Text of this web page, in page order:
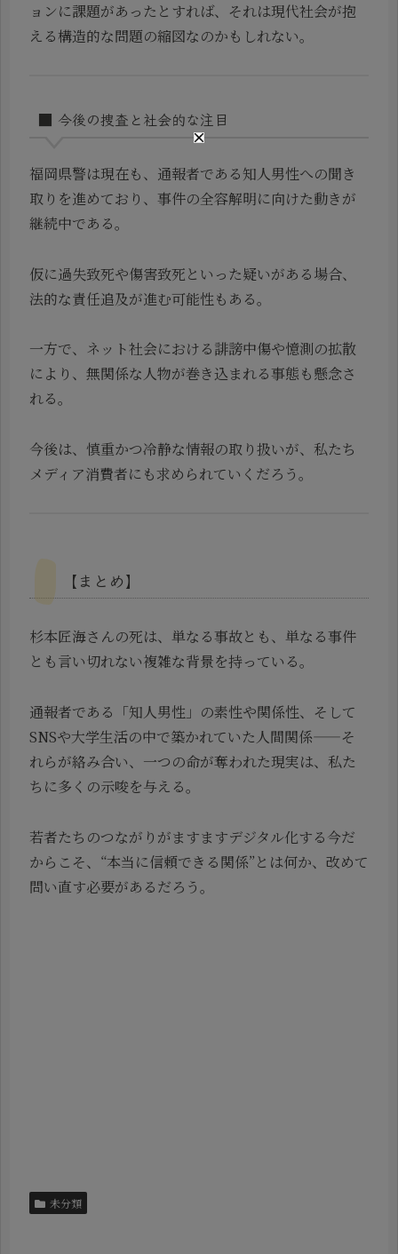
ョンに課題があったとすれば、それは現代社会が抱
える構造的な問題の縮図なのかもしれない。
■ 今後の捜査と社会的な注目
福岡県警は現在も、通報者である知人男性への聞き
取りを進めており、事件の全容解明に向けた動きが
継続中である。
仮に過失致死や傷害致死といった疑いがある場合、
法的な責任追及が進む可能性もある。
一方で、ネット社会における誹謗中傷や憶測の拡散
により、無関係な人物が巻き込まれる事態も懸念さ
れる。
今後は、慎重かつ冷静な情報の取り扱いが、私たち
メディア消費者にも求められていくだろう。
【まとめ】
杉本匠海さんの死は、単なる事故とも、単なる事件
とも言い切れない複雑な背景を持っている。
通報者である「知人男性」の素性や関係性、そして
SNSや大学生活の中で築かれていた人間関係——そ
れらが絡み合い、一つの命が奪われた現実は、私た
ちに多くの示唆を与える。
若者たちのつながりがますますデジタル化する今だ
からこそ、“本当に信頼できる関係”とは何か、改めて
問い直す必要があるだろう。
未分類